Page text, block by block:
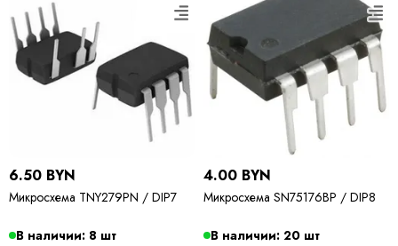
6.50 BYN
Микросхема TNY279PN / DIP7
В наличии: 8 шт
4.00 BYN
Микросхема SN75176BP / DIP8
В наличии: 20 шт